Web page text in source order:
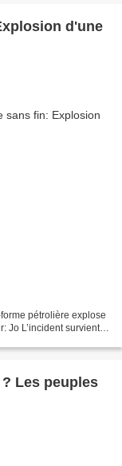
d'une
pétrolière explose
L’incident survient à
Les peuples